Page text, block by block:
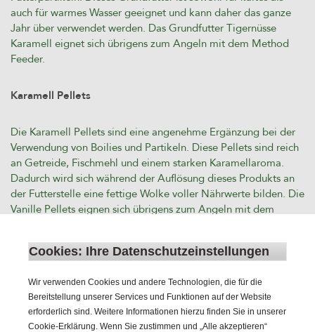
auch für warmes Wasser geeignet und kann daher das ganze
Jahr über verwendet werden. Das Grundfutter Tigernüsse
Karamell eignet sich übrigens zum Angeln mit dem Method
Feeder.
Karamell Pellets
Die Karamell Pellets sind eine angenehme Ergänzung bei der
Verwendung von Boilies und Partikeln. Diese Pellets sind reich
an Getreide, Fischmehl und einem starken Karamellaroma.
Dadurch wird sich während der Auflösung dieses Produkts an
der Futterstelle eine fettige Wolke voller Nährwerte bilden. Die
Vanille Pellets eignen sich übrigens zum Angeln mit dem
warmem Wasser leicht löslich und können daher das ganze
Jahr über verwendet werden. Dieses Produkt ist die perfekte
wird der Karpfen lange fressen.
Karamell Pop-ups
Cookies: Ihre Datenschutzeinstellungen
Wir verwenden Cookies und andere Technologien, die für die
Bereitstellung unserer Services und Funktionen auf der Website
erforderlich sind. Weitere Informationen hierzu finden Sie in unserer
Cookie-Erklärung. Wenn Sie zustimmen und „Alle akzeptieren“